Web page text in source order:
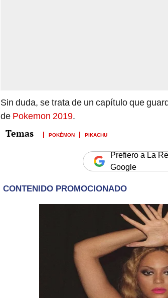
Sin duda, se trata de un capítulo que
de Pokemon 2019.
POKÉMON PIKACHU
Prefiero a La
Google